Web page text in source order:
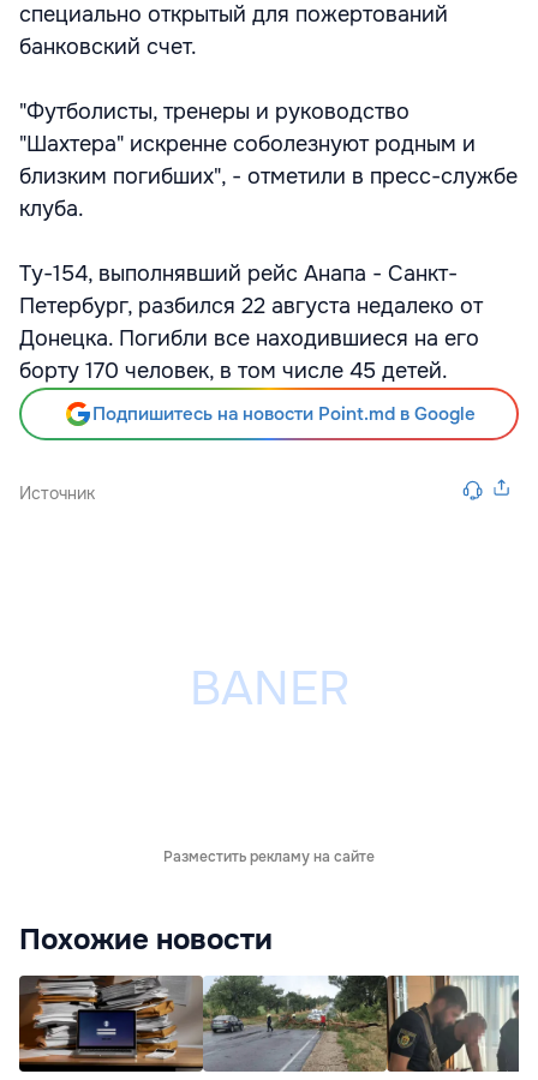
специально открытый для пожертований
банковский счет.
"Футболисты, тренеры и руководство
"Шахтера" искренне соболезнуют родным и
близким погибших", - отметили в пресс-службе
клуба.
Ту-154, выполнявший рейс Анапа - Санкт-
Петербург, разбился 22 августа недалеко от
Донецка. Погибли все находившиеся на его
борту 170 человек, в том числе 45 детей.
Подпишитесь на новости Point.md в Google
Источник
Разместить рекламу на сайте
Похожие новости